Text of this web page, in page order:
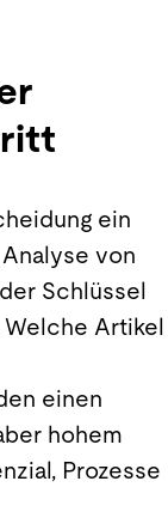
ein
von
Schlüssel
Artikel
einen
hohem
Prozesse